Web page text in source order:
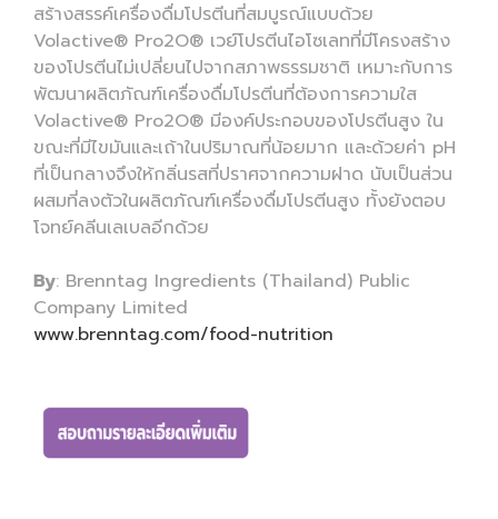
สร้างสรรค์เครื่องดื่มโปรตีนที่สมบูรณ์แบบด้วย
Volactive® Pro2O® เวย์โปรตีนไอโซเลทที่มีโครงสร้าง
ของโปรตีนไม่เปลี่ยนไปจากสภาพธรรมชาติ เหมาะกับการ
พัฒนาผลิตภัณฑ์เครื่องดื่มโปรตีนที่ต้องการความใส
Volactive® Pro2O® มีองค์ประกอบของโปรตีนสูง ใน
ขณะที่มีไขมันและเถ้าในปริมาณที่น้อยมาก และด้วยค่า pH
ที่เป็นกลางจึงให้กลิ่นรสที่ปราศจากความฝาด นับเป็นส่วน
ผสมที่ลงตัวในผลิตภัณฑ์เครื่องดื่มโปรตีนสูง ทั้งยังตอบ
โจทย์คลีนเลเบลอีกด้วย
By: Brenntag Ingredients (Thailand) Public
Company Limited
www.brenntag.com/food-nutrition